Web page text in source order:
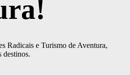
Radicais e Turismo de Aventura,
destinos.